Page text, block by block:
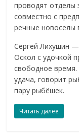
проводят отделы
совместно с
речные
Сергей Лихушин
Оскол с удочкой
свободное
удача, говорит
пару рыбёшек.
Читать далее